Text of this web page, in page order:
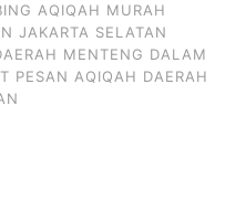
AQIQAH MURAH
JAKARTA SELATAN
MENTENG DALAM
PESAN AQIQAH DAERAH